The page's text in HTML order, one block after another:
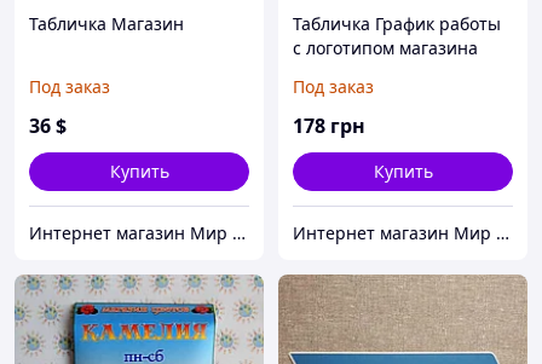
Табличка Магазин
Под заказ
36$
Купить
Интернет магазин Мир стендов. Товары из Украины
Табличка График работы
с логотипом магазина
Под заказ
178 грн
Купить
Интернет магазин Мир стендов. Товары из Украины